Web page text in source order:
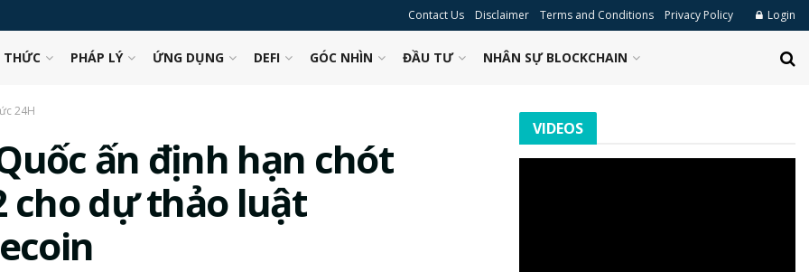
Contact Us Disclaimer Terms and Conditions Privacy Policy Login
THỨC PHÁP LÝ ỨNG DỤNG DEFI GÓC NHÌN ĐẦU TƯ NHÂN SỰ BLOCKCHAIN
24H
ấn định hạn chót
cho dự thảo luật
VIDEOS